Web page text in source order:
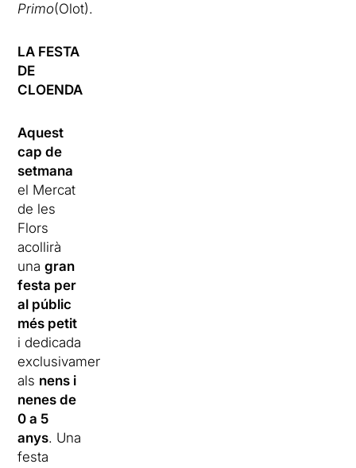
Primo(Olot).
LA FESTA
DE
CLOENDA
Aquest
cap de
setmana
el Mercat
de les
Flors
acollirà
unagran
festa per
al públic
més petit
i dedicada
exclusivament
als nens i
nenes de
0 a 5
anys. Una
festa